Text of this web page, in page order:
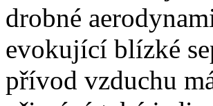
drobné
evokující blízké
přívod vzduchu